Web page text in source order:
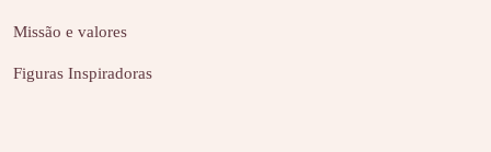
Missão e valores
Figuras Inspiradoras